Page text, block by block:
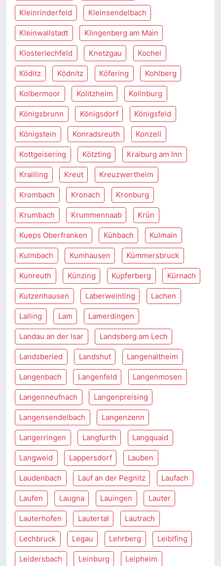
Kleinrinderfeld Kleinsendelbach
Kleinwallstadt Klingenberg am Main
Klosterlechfeld Knetzgau Kochel
Köditz Ködnitz Köfering Kohlberg
Kolbermoor Kolitzheim Kollnburg
Königsbrunn Königsdorf Königsfeld
Königstein Konradsreuth Konzell
Kottgeisering Kötzting Kraiburg am Inn
Krailling Kreut Kreuzwertheim
Krombach Kronach Kronburg
Krumbach Krummennaab Krün
Kueps Oberfranken Kühbach Kulmain
Kulmbach Kumhausen Kümmersbruck
Kunreuth Künzing Kupferberg Kürnach
Kutzenhausen Laberweinting Lachen
Lalling Lam Lamerdingen
Landau an der Isar Landsberg am Lech
Landsberied Landshut Langenaltheim
Langenbach Langenfeld Langenmosen
Langenneufnach Langenpreising
Langensendelbach Langenzenn
Langerringen Langfurth Langquaid
Langweid Lappersdorf Lauben
Laudenbach Lauf an der Pegnitz Laufach
Laufen Laugna Lauingen Lauter
Lauterhofen Lautertal Lautrach
Lechbruck Legau Lehrberg Leiblfing
Leidersbach Leinburg Leipheim